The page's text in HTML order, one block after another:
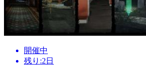
開催中
残り:2日